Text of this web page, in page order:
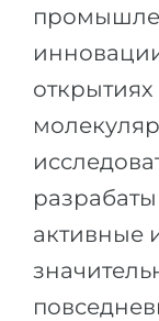
активные